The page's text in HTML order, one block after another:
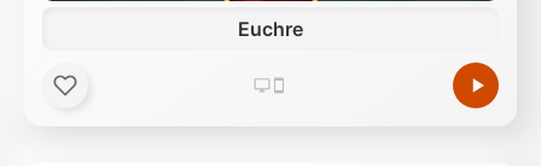
Euchre